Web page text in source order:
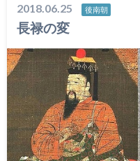
2018.06.25 後南朝
長禄の変